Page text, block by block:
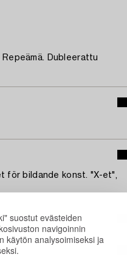
suostut evästeiden
navigoinnin
käytön analysoimiseksi ja
Repeämä. Dubleerattu
för bildande konst. "X-et",